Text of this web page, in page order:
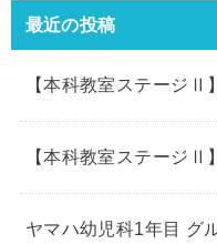
最近の投稿
【本科教室ステージⅡ
【本科教室ステージⅡ
ヤマハ幼児科1年目 グ